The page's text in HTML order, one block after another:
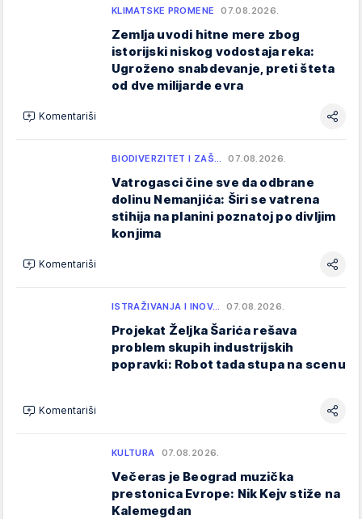
KLIMATSKE PROMENE 07.08.2026.
Zemlja uvodi hitne mere zbog
istorijski niskog vodostaja reka:
Ugroženo snabdevanje, preti šteta
od dve milijarde evra
Komentariši
BIODIVERZITET I ZAŠ… 07.08.2026.
Vatrogasci čine sve da odbrane
dolinu Nemanjića: Širi se vatrena
stihija na planini poznatoj po divljim
konjima
Komentariši
ISTRAŽIVANJA I INOV… 07.08.2026.
Projekat Željka Šarića rešava
problem skupih industrijskih
popravki: Robot tada stupa na scenu
Komentariši
KULTURA 07.08.2026.
Večeras je Beograd muzička
prestonica Evrope: Nik Kejv stiže na
Kalemegdan